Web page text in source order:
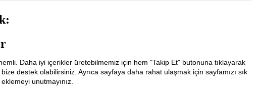
Daha iyi içerikler üretebilmemiz için hem "Takip Et" butonuna tıklayarak
destek olabilirsiniz. Ayrıca sayfaya daha rahat ulaşmak için sayfamızı sık
unutmayınız.